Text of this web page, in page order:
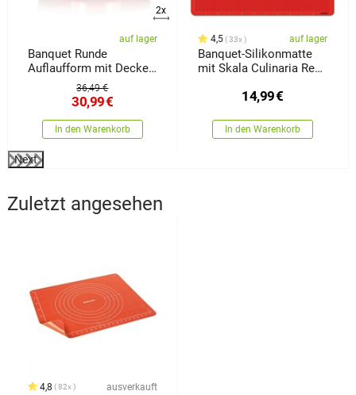
2x
auf lager
Banquet Runde
Auflaufform mit Deckel
Culinaria Red 3 l
36,49 €
30,99€
In den Warenkorb
4,5 33x auf lager
Banquet-Silikonmatte
mit Skala Culinaria Red
14,99€
In den Warenkorb
Next
Zuletzt angesehen
4,8 82x ausverkauft